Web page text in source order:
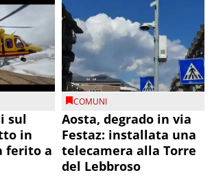
sul
in
ferito a
COMUNI
Aosta, degrado in via
Festaz: installata una
telecamera alla Torre
del Lebbroso